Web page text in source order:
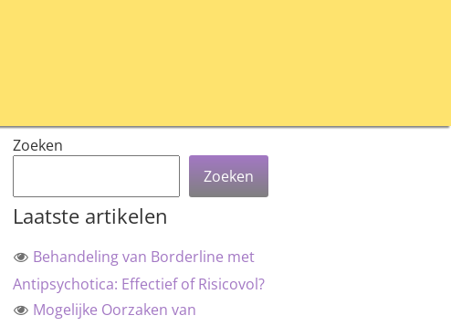
Zoeken
Zoeken
Laatste artikelen
Behandeling van Borderline met
Antipsychotica: Effectief of Risicovol?
Mogelijke Oorzaken van